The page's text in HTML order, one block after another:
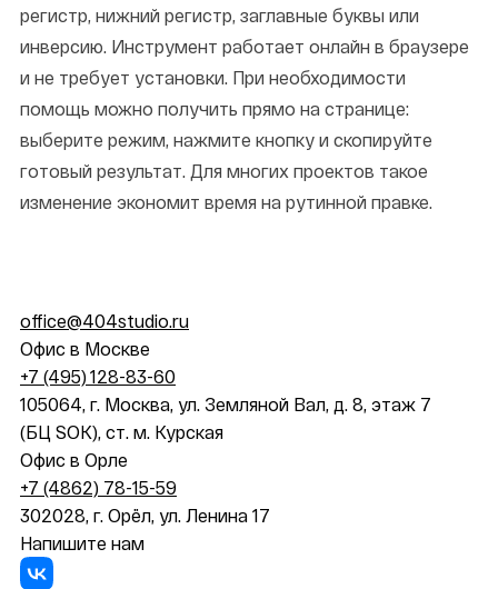
регистр, нижний регистр, заглавные буквы или
инверсию. Инструмент работает онлайн в браузере
и не требует установки. При необходимости
помощь можно получить прямо на странице:
выберите режим, нажмите кнопку и скопируйте
готовый результат. Для многих проектов такое
изменение экономит время на рутинной правке.
office@404studio.ru
Офис в Москве
+7 (495) 128-83-60
105064, г. Москва, ул. Земляной Вал, д. 8, этаж 7
(БЦ SOK), ст. м. Курская
Офис в Орле
+7 (4862) 78-15-59
302028, г. Орёл, ул. Ленина 17
Напишите нам